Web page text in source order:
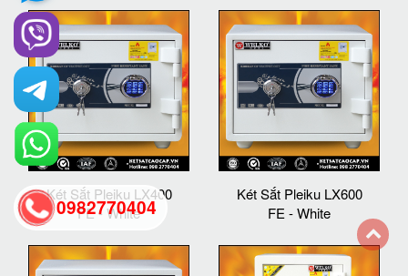
Két Sắt Pleiku LX400
FE - White
Két Sắt Pleiku LX600
FE - White
0982770404